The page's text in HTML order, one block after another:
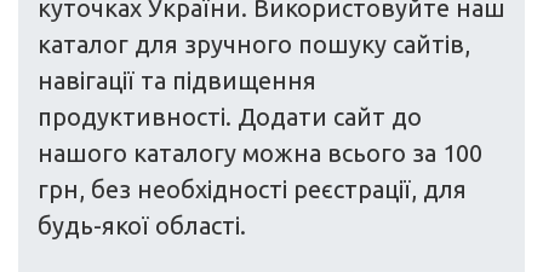
куточках України. Використовуйте наш
каталог для зручного пошуку сайтів,
навігації та підвищення
продуктивності. Додати сайт до
нашого каталогу можна всього за 100
грн, без необхідності реєстрації, для
будь-якої області.